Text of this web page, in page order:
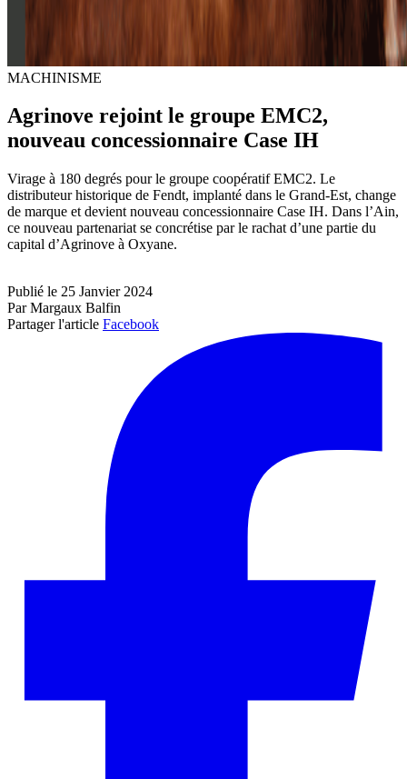
MACHINISME
Agrinove rejoint le groupe EMC2,
nouveau concessionnaire Case IH
Virage à 180 degrés pour le groupe coopératif EMC2. Le
distributeur historique de Fendt, implanté dans le Grand-Est, change
de marque et devient nouveau concessionnaire Case IH. Dans l’Ain,
ce nouveau partenariat se concrétise par le rachat d’une partie du
capital d’Agrinove à Oxyane.
Publié le 25 Janvier 2024
Par Margaux Balfin
Partager l'article Facebook